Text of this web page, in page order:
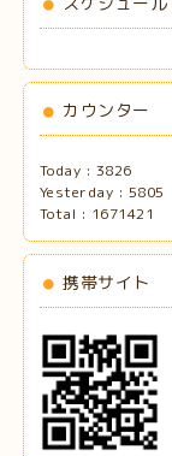
カウンター
Today : 3826
Yesterday : 5805
Total : 1671421
携帯サイト